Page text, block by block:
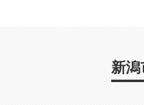
新